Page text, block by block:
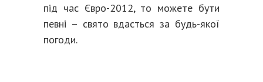
під час Євро-2012, то можете бути
певні – свято вдасться за будь-якої
погоди.